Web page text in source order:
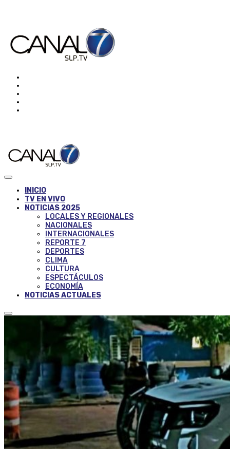
INICIO
TV EN VIVO
NOTICIAS 2025
LOCALES Y REGIONALES
NACIONALES
INTERNACIONALES
REPORTE 7
DEPORTES
CLIMA
CULTURA
ESPECTÁCULOS
ECONOMÍA
NOTICIAS ACTUALES